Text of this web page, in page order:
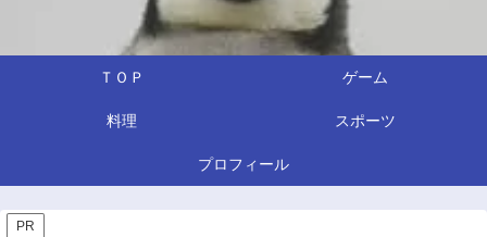
ＴＯＰ ゲーム
料理 スポーツ
プロフィール
PR